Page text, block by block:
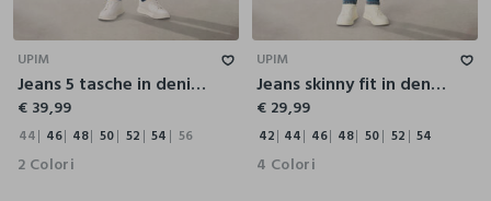
50 52 54
56
UPIM
Jeans 5 tasche in denim di cotone stretch uomo
€ 39,99
44 46 48 50 52 54 56
2 Colori
48 50 52
UPIM
Jeans skinny fit in denim stretch uomo
€ 29,99
42 44 46 48 50 52 54
4 Colori